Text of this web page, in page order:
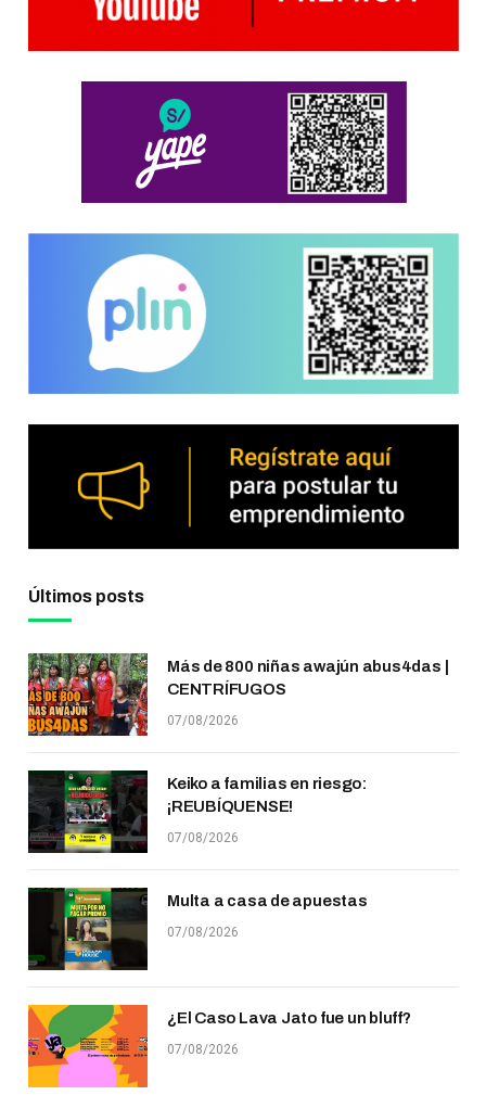
Últimos posts
Más de 800 niñas awajún abus4das |
CENTRÍFUGOS
07/08/2026
Keiko a familias en riesgo:
¡REUBÍQUENSE!
07/08/2026
Multa a casa de apuestas
07/08/2026
¿El Caso Lava Jato fue un bluff?
07/08/2026